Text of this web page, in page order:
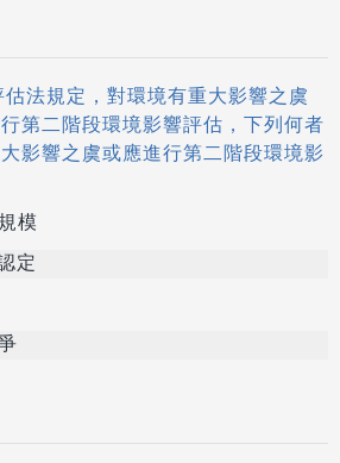
法規定，對環境有重大影響之虞
第二階段環境影響評估，下列何者
影響之虞或應進行第二階段環境影
模
定